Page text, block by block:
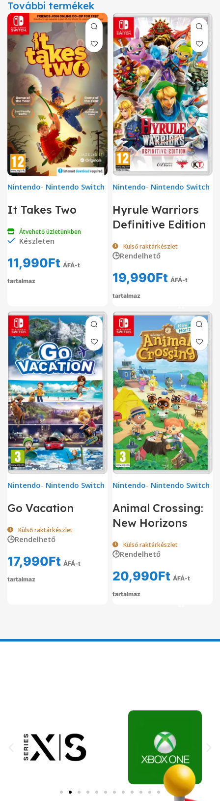
További termékek
Nintendo- Nintendo Switch
It Takes Two
Átvehető üzletünkben
Készleten
11,990Ft ÁFÁ-t
tartalmaz
Nintendo- Nintendo Switch
Hyrule Warriors
Definitive Edition
Külső raktárkészlet
🕒Rendelhető
19,990Ft ÁFÁ-t
tartalmaz
Nintendo- Nintendo Switch
Go Vacation
Külső raktárkészlet
🕒Rendelhető
17,990Ft ÁFÁ-t
tartalmaz
Nintendo- Nintendo Switch
Animal Crossing:
New Horizons
Külső raktárkészlet
🕒Rendelhető
20,990Ft ÁFÁ-t
tartalmaz